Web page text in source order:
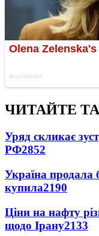
ЧИТАЙТЕ
Уряд скликає
РФ2852
Україна продала
купила2190
Ціни на нафту
щодо Ірану2133